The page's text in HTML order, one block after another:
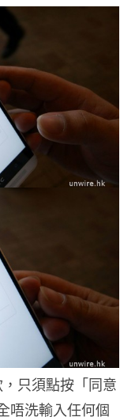
只須點按「同意
唔洗輸入任何個